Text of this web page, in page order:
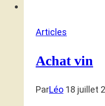
Articles
Achat vin
ParLéo 18 juillet